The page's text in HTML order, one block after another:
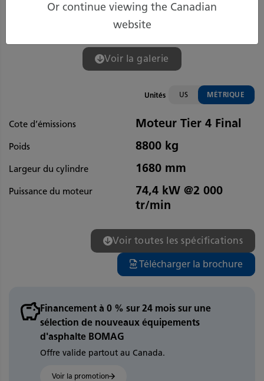
Voir la galerie
Unités US MÉTRIQUE
Cote d’émissions Moteur Tier 4 Final
Poids 8800 kg
Largeur du cylindre 1680 mm
Puissance du moteur
74,4 kW @2 000
tr/min
Voir toutes les spécifications
Télécharger la brochure
Financement à 0 % sur 24 mois sur une
sélection de nouveaux équipements
d'asphalte BOMAG
Offre valide partout au Canada.
Voir la promotion
Or continue viewing the Canadian
website